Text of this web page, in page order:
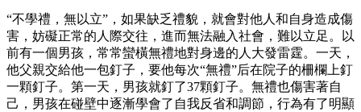
“不學禮，無以立”，如果缺乏禮貌，就會對他人和自身造成傷
害，妨礙正常的人際交往，進而無法融入社會，難以立足。以
前有一個男孩，常常蠻橫無禮地對身邊的人大發雷霆。一天，
他父親交給他一包釘子，要他每次“無禮”后在院子的柵欄上釘
一顆釘子。第一天，男孩就釘了37顆釘子。無禮也傷害著自
己，男孩在碰壁中逐漸學會了自我反省和調節，行為有了明顯